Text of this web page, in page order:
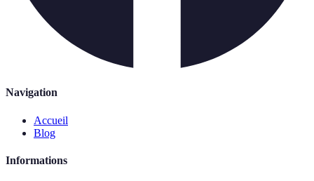
Navigation
Accueil
Blog
Informations